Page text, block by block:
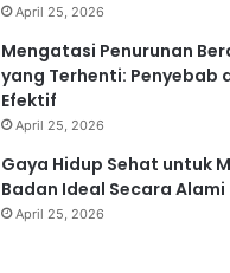
April 25, 2026
Mengatasi Penurunan
yang Terhenti: Penyebab
Efektif
April 25, 2026
Gaya Hidup Sehat untuk
Badan Ideal Secara
April 25, 2026